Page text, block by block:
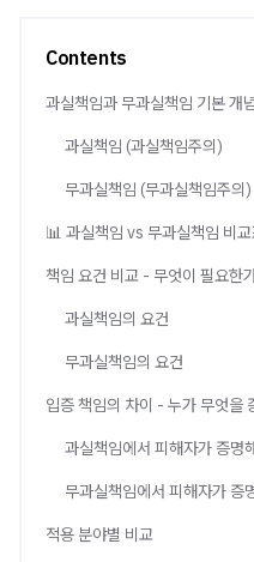
Contents
과실책임과 무과실책임 기본 개
과실책임 (과실책임주의)
무과실책임 (무과실책임주의)
📊 과실책임 vs 무과실책임 비교
책임 요건 비교 - 무엇이 필요한
과실책임의 요건
무과실책임의 요건
입증 책임의 차이 - 누가 무엇을
과실책임에서 피해자가 증명
무과실책임에서 피해자가 증
적용 분야별 비교